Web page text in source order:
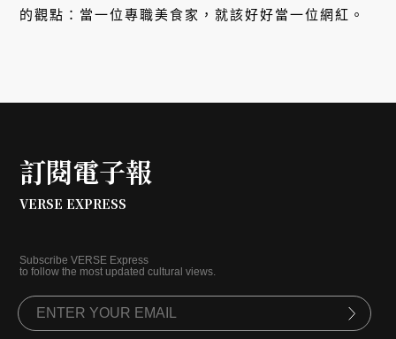
的觀點：當一位專職美食家，就該好好當一位網紅。
訂閱電子報
VERSE EXPRESS
Subscribe VERSE Express
to follow the most updated cultural views.